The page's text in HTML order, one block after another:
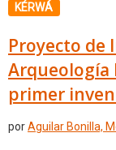
KÉRWÁ
Proyecto de
Arqueología
primer
porAguilar Bonilla,